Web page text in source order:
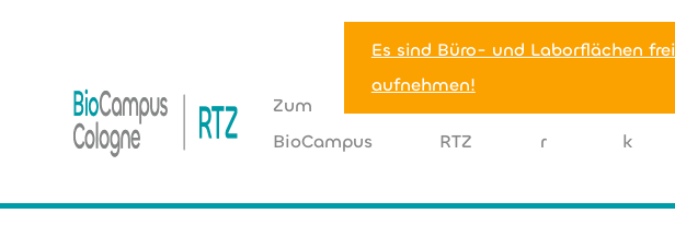
Es sind Büro- und Laborflächen
aufnehmen!
Zum
BioCampus
RTZ
r
k